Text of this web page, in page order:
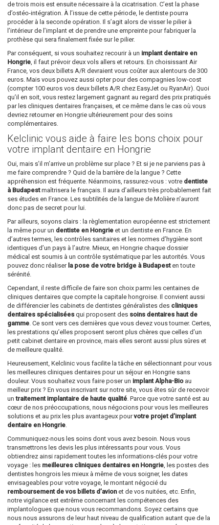
de trois mois est ensuite nécessaire à la cicatrisation. C’est la phase
d’ostéo-intégration. À l’issue de cette période, le dentiste pourra
procéder à la seconde opération. Il s’agit alors de visser le pilier à
l’intérieur de l’implant et de prendre une empreinte pour fabriquer la
prothèse qui sera finalement fixée sur le pilier.
Par conséquent, si vous souhaitez recourir à un implant dentaire en
Hongrie, il faut prévoir deux vols allers et retours. En choisissant Air
France, vos deux billets A/R devraient vous coûter aux alentours de 300
euros. Mais vous pouvez aussi opter pour des compagnies low-cost
(compter 100 euros vos deux billets A/R chez EasyJet ou RyanAir). Quoi
qu’il en soit, vous restez largement gagnant au regard des prix pratiqués
par les cliniques dentaires françaises, et ce même dans le cas où vous
devriez retourner en Hongrie ultérieurement pour des soins
complémentaires.
Kelclinic vous aide à faire les bons choix pour
votre implant dentaire en Hongrie
Oui, mais s’il m’arrive un problème sur place ? Et si je ne parviens pas à
me faire comprendre ? Quid de la barrière de la langue ? Cette
appréhension est fréquente. Néanmoins, rassurez-vous : votre dentiste
à Budapestmaîtrisera le français. Il aura d’ailleurs très probablement fait
ses études en France. Les subtilités de la langue de Molière n’auront
donc pas de secret pour lui.
Par ailleurs, soyons clairs : la règlementation européenne est strictement
la même pour un dentiste en Hongrie et un dentiste en France. En
d’autres termes, les contrôles sanitaires et les normes d’hygiène sont
identiques d’un pays à l’autre. Mieux, en Hongrie chaque dossier
médical est soumis à un contrôle systématique par les autorités. Vous
pouvez donc réaliser la pose de votre bridge à Budapesten toute
sérénité.
Cependant, il reste difficile de faire son choix parmi les centaines de
cliniques dentaires que compte la capitale hongroise. Il convient aussi
de différencier les cabinets de dentistes généralistes des cliniques
dentaires spécialisées qui proposent des soins dentaires haut de
gamme. Ce sont vers ces dernières que vous devez vous tourner. Certes,
les prestations qu’elles proposent seront plus chères que celles d’un
petit cabinet dentaire en province, mais elles seront aussi plus sûres et
de meilleure qualité.
Heureusement, Kelclinic vous facilite la tâche en sélectionnant pour vous
les meilleures cliniques dentaires pour un séjour en Hongrie sans
douleur. Vous souhaitez vous faire poser un implant Alpha-Bio au
meilleur prix ? En vous inscrivant sur notre site, vous êtes sûr de recevoir
untraitement implantaire de haute qualité. Parce que votre santé est au
cœur de nos préoccupations, nous négocions pour vous les meilleures
solutions et au prix les plus avantageux pourvotre projet d’implant
dentaire en Hongrie.
Communiquez-nous les soins dont vous avez besoin. Nous vous
transmettrons les devis les plus intéressants pour vous. Vous
obtiendrez ainsi rapidement toutes les informations-clés pour votre
voyage : les meilleures cliniques dentaires en Hongrie, les postes des
dentistes hongrois les mieux à même de vous soigner, les dates
envisageables pour votre voyage, le montant négocié du
remboursement de vos billets d’avion et de vos nuitées, etc. Enfin,
notre vigilance est extrême concernant les compétences des
implantologues que nous vous recommandons. Soyez certains que
nous nous assurons de leur haut niveau de qualification autant que de la